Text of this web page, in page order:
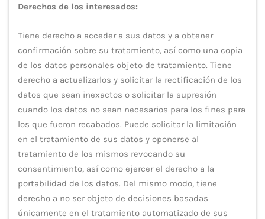
Derechos de los interesados:
Tiene derecho a acceder a sus datos y a obtener
confirmación sobre su tratamiento, así como una copia
de los datos personales objeto de tratamiento. Tiene
derecho a actualizarlos y solicitar la rectificación de los
datos que sean inexactos o solicitar la supresión
cuando los datos no sean necesarios para los fines para
los que fueron recabados. Puede solicitar la limitación
en el tratamiento de sus datos y oponerse al
tratamiento de los mismos revocando su
consentimiento, así como ejercer el derecho a la
portabilidad de los datos. Del mismo modo, tiene
derecho a no ser objeto de decisiones basadas
únicamente en el tratamiento automatizado de sus